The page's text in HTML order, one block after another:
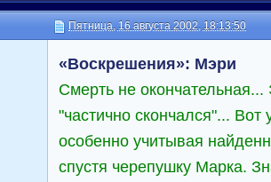
Пятница, 16 августа 2002, 18:13:50
«Воскрешения»: Мэри
Смерть не окончательная...
"частично скончался"...
особенно учитывая
спустя черепушку Марка.